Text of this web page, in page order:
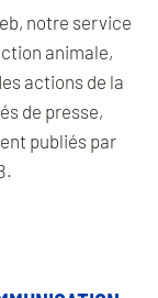
notre service
animale,
actions de la
de presse,
publiés par